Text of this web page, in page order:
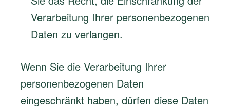
Verarbeitung Ihrer personenbezogenen
Daten zu verlangen.
Wenn Sie die Verarbeitung Ihrer
personenbezogenen Daten
eingeschränkt haben, dürfen diese Daten